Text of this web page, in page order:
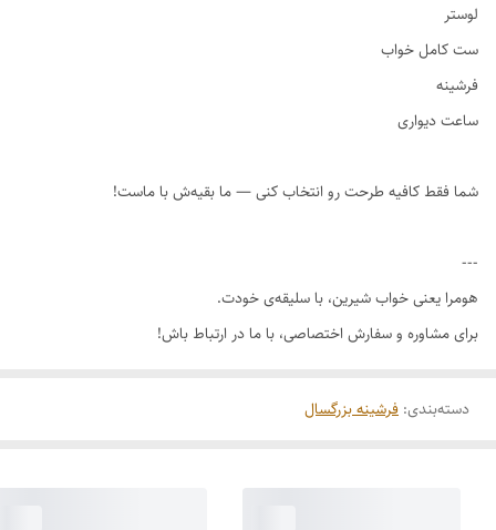
لوستر
ست کامل خواب
فرشینه
ساعت دیواری
شما فقط کافیه طرحت رو انتخاب کنی — ما بقیه‌ش با ماست!
---
هومرا یعنی خواب شیرین، با سلیقه‌ی خودت.
برای مشاوره و سفارش اختصاصی، با ما در ارتباط باش!
دسته‌بندی: فرشینه بزرگسال